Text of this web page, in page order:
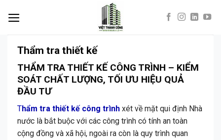
Thẩm tra thiết kế
THẨM TRA THIẾT KẾ CÔNG TRÌNH – KIỂM
SOÁT CHẤT LƯỢNG, TỐI ƯU HIỆU QUẢ
ĐẦU TƯ
Thẩm tra thiết kế công trình xét về mặt qui định Nhà
nước là bắt buộc với các công trình có tính an toàn
cộng đồng và xã hội, ngoài ra còn là quy trình quan